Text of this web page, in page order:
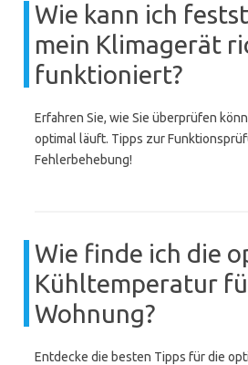
Wie kann ich
mein Klimagerät
funktioniert?
Erfahren Sie, wie Sie überprüfen
optimal läuft. Tipps zur
Fehlerbehebung!
Wie finde ich die
Kühltemperatur
Wohnung?
Entdecke die besten Tipps für die